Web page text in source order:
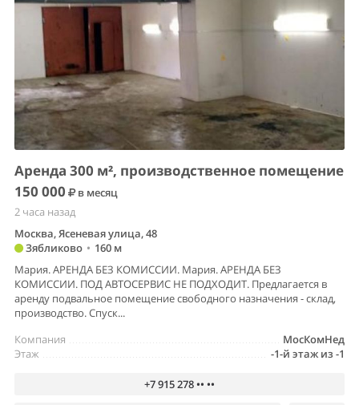
Аренда 300 м², производственное помещение
150 000
в месяц
2 часа назад
Москва, Ясеневая улица, 48
Зябликово • 160 м
Мария. АРЕНДА БЕЗ КОМИССИИ. Мария. АРЕНДА БЕЗ
КОМИССИИ. ПОД АВТОСЕРВИС НЕ ПОДХОДИТ. Предлагается в
аренду подвальное помещение свободного назначения - склад,
производство. Спуск...
МосКомНед
Компания
-1-й этаж из -1
Этаж
+7 915 278 •• ••